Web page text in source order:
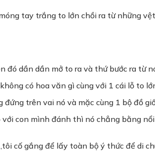
tay trắng to lớn chồi ra từ những
dần dần mở to ra và thứ bước ra từ
có hoa văn gì cùng với 1 cái lỗ to
trên vai nó và mặc cùng 1 bộ đồ
con mình đánh thì nó chẳng bằng
cố gắng để lấy toàn bộ ý thức để di